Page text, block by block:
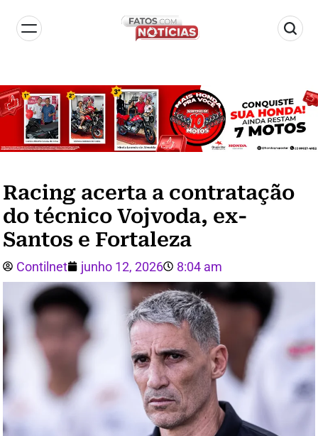
Racing acerta a contratação
do técnico Vojvoda, ex-
Santos e Fortaleza
Contilnet junho 12, 2026 8:04 am